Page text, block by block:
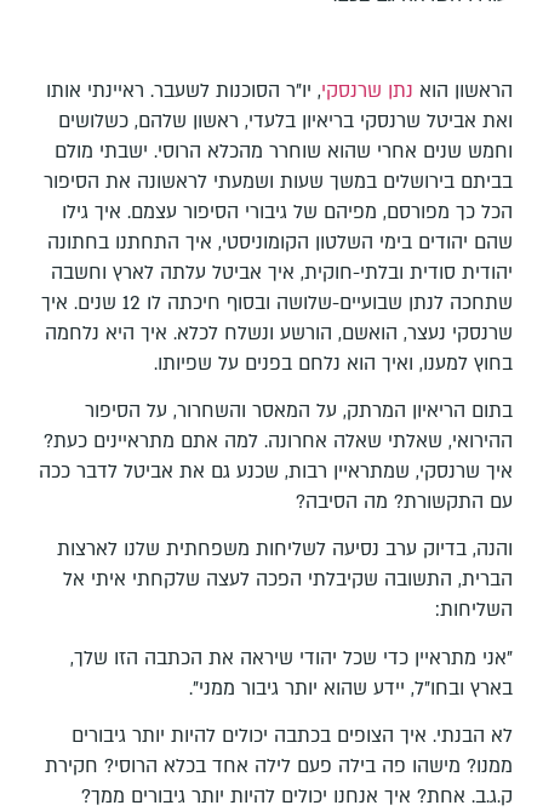
הראשון הוא נתן שרנסקי, יו"ר הסוכנות לשעבר. ראיינתי אותו
ואת אביטל שרנסקי בריאיון בלעדי, ראשון שלהם, כשלושים
וחמש שנים אחרי שהוא שוחרר מהכלא הרוסי. ישבתי מולם
בביתם בירושלים במשך שעות ושמעתי לראשונה את הסיפור
הכל כך מפורסם, מפיהם של גיבורי הסיפור עצמם. איך גילו
שהם יהודים בימי השלטון הקומוניסטי, איך התחתנו בחתונה
יהודית סודית ובלתי-חוקית, איך אביטל עלתה לארץ וחשבה
שתחכה לנתן שבועיים-שלושה ובסוף חיכתה לו 12 שנים. איך
שרנסקי נעצר, הואשם, הורשע ונשלח לכלא. איך היא נלחמה
בחוץ למענו, ואיך הוא נלחם בפנים על שפיותו.
בתום הריאיון המרתק, על המאסר והשחרור, על הסיפור
ההירואי, שאלתי שאלה אחרונה. למה אתם מתראיינים כעת?
איך שרנסקי, שמתראיין רבות, שכנע גם את אביטל לדבר ככה
עם התקשורת? מה הסיבה?
והנה, בדיוק ערב נסיעה לשליחות משפחתית שלנו לארצות
הברית, התשובה שקיבלתי הפכה לעצה שלקחתי איתי אל
השליחות:
"אני מתראיין כדי שכל יהודי שיראה את הכתבה הזו שלך,
בארץ ובחו"ל, יידע שהוא יותר גיבור ממני".
לא הבנתי. איך הצופים בכתבה יכולים להיות יותר גיבורים
ממנו? מישהו פה בילה פעם לילה אחד בכלא הרוסי? חקירת
ק.ג.ב. אחת? איך אנחנו יכולים להיות יותר גיבורים ממך?